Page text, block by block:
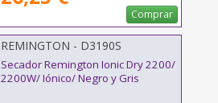
Comprar
REMINGTON - D3190S
Secador Remington Ionic Dry 2200/
2200W/ Iónico/ Negro y Gris